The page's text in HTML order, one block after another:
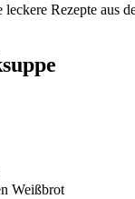
Rezepte aus
Weißbrot